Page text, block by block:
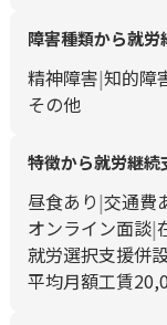
障害種類から就
精神障害 知的障
その他
特徴から就労継
昼食あり 交通費
オンライン面談
就労選択支援併
平均月額工賃